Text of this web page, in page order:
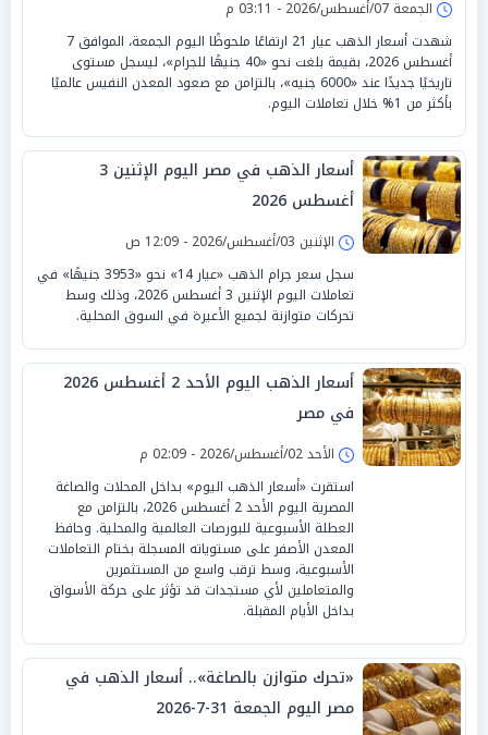
الجمعة 07/أغسطس/2026 - 03:11 م
شهدت أسعار الذهب عيار 21 ارتفاعًا ملحوظًا اليوم الجمعة، الموافق 7
أغسطس 2026، بقيمة بلغت نحو «40 جنيهًا للجرام»، ليسجل مستوى
تاريخيًا جديدًا عند «6000 جنيه»، بالتزامن مع صعود المعدن النفيس عالميًا
بأكثر من 1% خلال تعاملات اليوم.
أسعار الذهب في مصر اليوم الإثنين 3
أغسطس 2026
الإثنين 03/أغسطس/2026 - 12:09 ص
سجل سعر جرام الذهب «عيار 14» نحو «3953 جنيهًا» في
تعاملات اليوم الإثنين 3 أغسطس 2026، وذلك وسط
تحركات متوازنة لجميع الأعيرة في السوق المحلية.
أسعار الذهب اليوم الأحد 2 أغسطس 2026
في مصر
الأحد 02/أغسطس/2026 - 02:09 م
استقرت «أسعار الذهب اليوم» بداخل المحلات والصاغة
المصرية اليوم الأحد 2 أغسطس 2026، بالتزامن مع
العطلة الأسبوعية للبورصات العالمية والمحلية. وحافظ
المعدن الأصفر على مستوياته المسجلة بختام التعاملات
الأسبوعية، وسط ترقب واسع من المستثمرين
والمتعاملين لأي مستجدات قد تؤثر على حركة الأسواق
بداخل الأيام المقبلة.
«تحرك متوازن بالصاغة».. أسعار الذهب في
مصر اليوم الجمعة 31-7-2026